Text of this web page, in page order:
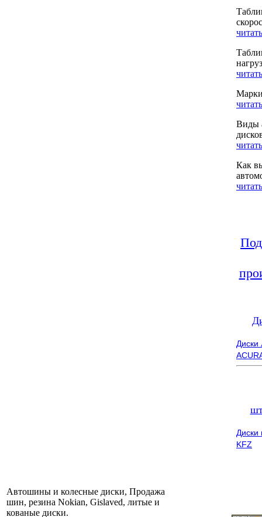
Виды
Как
Диски
KFZ
Автошины и колесные диски, Продажа
шин, резина Nokian, Gislaved, литые и
кованые диски.